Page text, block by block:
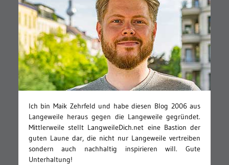
Ich bin Maik Zehrfeld und habe diesen Blog 2006 aus
Langeweile heraus gegen die Langeweile gegründet.
Mittlerweile stellt LangweileDich.net eine Bastion der
guten Laune dar, die nicht nur Langeweile vertreiben
sondern auch nachhaltig inspirieren will. Gute
Unterhaltung!